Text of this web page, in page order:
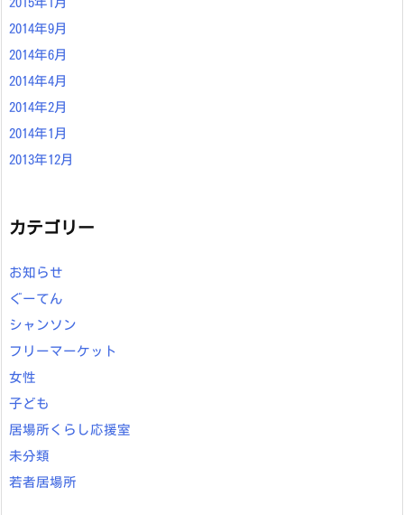
2014年9月
2014年6月
2014年4月
2014年2月
2014年1月
2013年12月
カテゴリー
お知らせ
ぐーてん
シャンソン
フリーマーケット
女性
子ども
居場所くらし応援室
未分類
若者居場所